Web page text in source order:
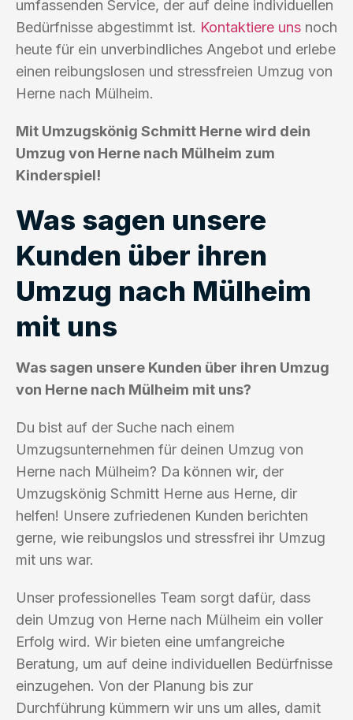
umfassenden Service, der auf deine individuellen
Bedürfnisse abgestimmt ist. Kontaktiere uns noch
heute für ein unverbindliches Angebot und erlebe
einen reibungslosen und stressfreien Umzug von
Herne nach Mülheim.
Mit Umzugskönig Schmitt Herne wird dein
Umzug von Herne nach Mülheim zum
Kinderspiel!
Was sagen unsere
Kunden über ihren
Umzug nach Mülheim
mit uns
Was sagen unsere Kunden über ihren Umzug
von Herne nach Mülheim mit uns?
Du bist auf der Suche nach einem
Umzugsunternehmen für deinen Umzug von
Herne nach Mülheim? Da können wir, der
Umzugskönig Schmitt Herne aus Herne, dir
helfen! Unsere zufriedenen Kunden berichten
gerne, wie reibungslos und stressfrei ihr Umzug
mit uns war.
Unser professionelles Team sorgt dafür, dass
dein Umzug von Herne nach Mülheim ein voller
Erfolg wird. Wir bieten eine umfangreiche
Beratung, um auf deine individuellen Bedürfnisse
einzugehen. Von der Planung bis zur
Durchführung kümmern wir uns um alles, damit